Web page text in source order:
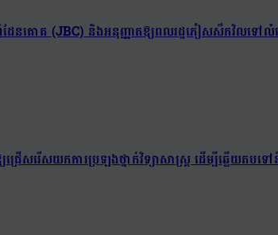
ព្រំដែនគោគ (JBC) និងអនុញ្ញាតឱ្យពលរដ្ឋភៀសសឹកវិលទៅ
សរើសយកការប្រឡងថ្នាក់វិទ្យាសាស្ត្រ ដើម្បីឆ្លើយតប